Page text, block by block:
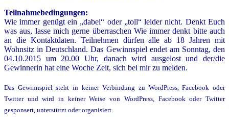
Teilnahmebedingungen:
Wie immer genügt ein „dabei“ oder „toll“ leider nicht. Denkt Euch
was aus, lasse mich gerne überraschen Wie immer denkt bitte auch
an die Kontaktdaten. Teilnehmen dürfen alle ab 18 Jahren mit
Wohnsitz in Deutschland. Das Gewinnspiel endet am Sonntag, den
04.10.2015 um 20.00 Uhr, danach wird ausgelost und der/die
Gewinnerin hat eine Woche Zeit, sich bei mir zu melden.
Das Gewinnspiel steht in keiner Verbindung zu WordPress, Facebook oder
Twitter und wird in keiner Weise von WordPress, Facebook oder Twitter
gesponsert, unterstützt oder organisiert.